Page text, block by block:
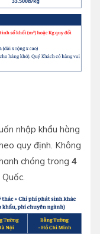
nhập khẩu hàng
quy định. Không
chóng trong 4